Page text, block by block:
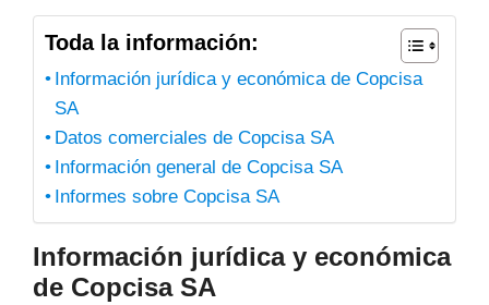
Toda la información:
Información jurídica y económica de Copcisa
SA
Datos comerciales de Copcisa SA
Información general de Copcisa SA
Informes sobre Copcisa SA
Información jurídica y económica
de Copcisa SA